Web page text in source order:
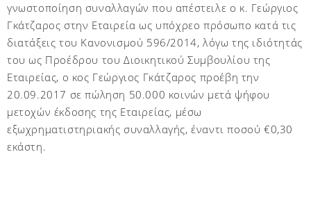
γνωστοποίηση συναλλαγών που απέστειλε ο κ. Γεώργιος
Γκάτζαρος στην Εταιρεία ως υπόχρεο πρόσωπο κατά τις
διατάξεις του Κανονισμού 596/2014, λόγω της ιδιότητάς
του ως Προέδρου του Διοικητικού Συμβουλίου της
Εταιρείας, ο κος Γεώργιος Γκάτζαρος προέβη την
20.09.2017 σε πώληση 50.000 κοινών μετά ψήφου
μετοχών έκδοσης της Εταιρείας, μέσω
εξωχρηματιστηριακής συναλλαγής, έναντι ποσού €0,30
εκάστη.